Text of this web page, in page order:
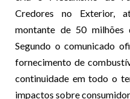
Credores no Exterior,
montante de 50 milhões
Segundo o comunicado
fornecimento de
continuidade em todo o
impactos sobre